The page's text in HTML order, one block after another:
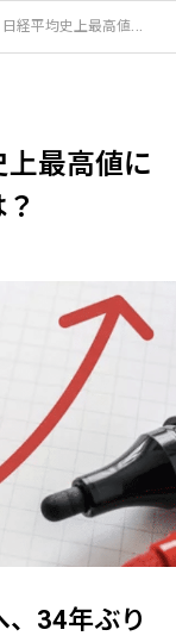
最高値に迫る動き、円安のリスクは？
上最高値に
、34年ぶり